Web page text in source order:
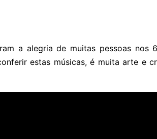
a alegria de muitas pessoas nos
estas músicas, é muita arte e